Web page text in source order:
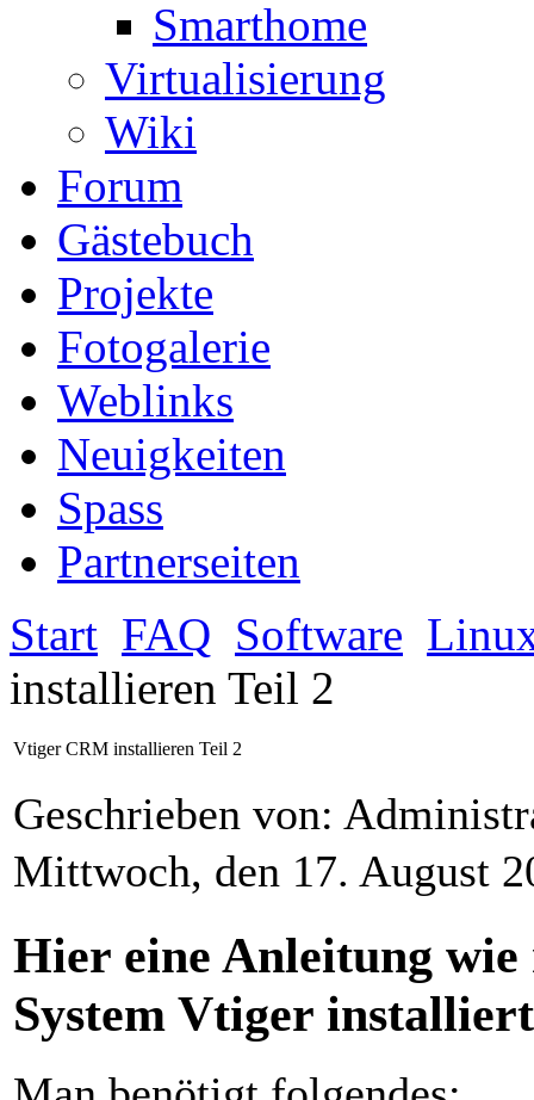
Smarthome
Virtualisierung
Wiki
Forum
Gästebuch
Projekte
Fotogalerie
Weblinks
Neuigkeiten
Spass
Partnerseiten
Start FAQ Software
installieren Teil 2
Vtiger CRM installieren Teil 2
Geschrieben von:
Mittwoch, den 17. August
Hier eine Anleitung
System Vtiger